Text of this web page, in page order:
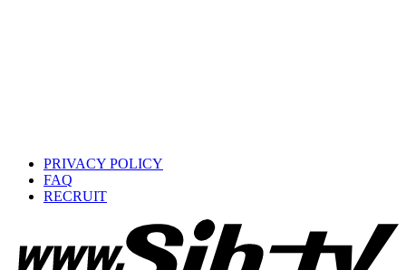
PRIVACY POLICY
FAQ
RECRUIT